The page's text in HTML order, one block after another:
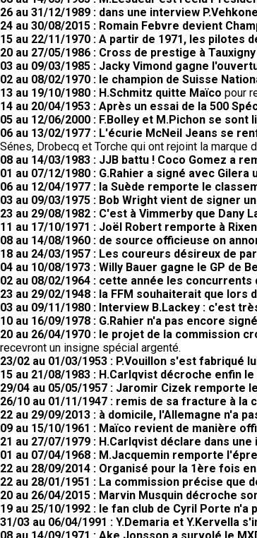
26 au 31/12/1989 : dans une interview
24 au 30/08/2015 : Romain Febvre devient
15 au 22/11/1970 : A partir de 1971, les pilotes
20 au 27/05/1986 : Cross de prestige à Tauxigny
03 au 09/03/1985 : Jacky Vimond gagne
02 au 08/02/1970 : le champion de Suisse
13 au 19/10/1980 : H.Schmitz quitte Maïco pour
14 au 20/04/1953 : Après un essai de la 500
05 au 12/06/2000 : F.Bolley et M.Pichon se
06 au 13/02/1977 : L'écurie McNeil Jeans se
Sénes, Drobecq et Torche qui ont rejoint la marque
08 au 14/03/1983 : JJB battu ! Coco Gomez a
01 au 07/12/1980 : G.Rahier a signé avec Gilera
06 au 12/04/1977 : la Suède remporte le
03 au 09/03/1975 : Bob Wright vient de signer
23 au 29/08/1982 : C'est à Vimmerby que Dany
11 au 17/10/1971 : Joël Robert remporte à
08 au 14/08/1960 : de source officieuse on
18 au 24/03/1957 : Les coureurs désireux de
04 au 10/08/1973 : Willy Bauer gagne le GP de
02 au 08/02/1964 : cette année les
23 au 29/02/1948 : la FFM souhaiterait que lors
03 au 09/11/1980 : Interview B.Lackey : c'est
10 au 16/09/1978 : G.Rahier n'a pas encore
20 au 26/04/1970 : le projet de la commission
recevront un insigne spécial argenté.
23/02 au 01/03/1953 : P.Vouillon s'est fabriqué
15 au 21/08/1983 : H.Carlqvist décroche enfin
29/04 au 05/05/1957 : Jaromir Cizek remporte
26/10 au 01/11/1947 : remis de sa fracture à la
22 au 29/09/2013 : à domicile, l'Allemagne n'a
09 au 15/10/1961 : Maïco revient de manière
21 au 27/07/1979 : H.Carlqvist déclare dans
01 au 07/04/1968 : M.Jacquemin remporte
22 au 28/09/2014 : Organisé pour la 1ère fois
22 au 28/01/1951 : La commission précise
20 au 26/04/2015 : Marvin Musquin décroche
19 au 25/10/1992 : le fan club de Cyril Porte n'a
31/03 au 06/04/1991 : Y.Demaria et Y.Kervella